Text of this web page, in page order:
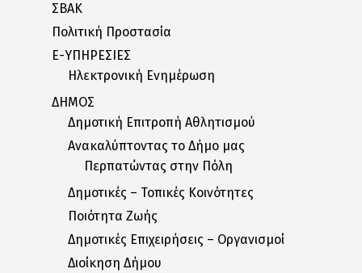
ΣΒΑΚ
Πολιτική Προστασία
E-ΥΠΗΡΕΣΙΕΣ
Ηλεκτρονική Ενημέρωση
ΔΗΜΟΣ
Δημοτική Επιτροπή Αθλητισμού
Ανακαλύπτοντας το Δήμο μας
Περπατώντας στην Πόλη
Δημοτικές – Τοπικές Κοινότητες
Ποιότητα Ζωής
Δημοτικές Επιχειρήσεις – Οργανισμοί
Διοίκηση Δήμου